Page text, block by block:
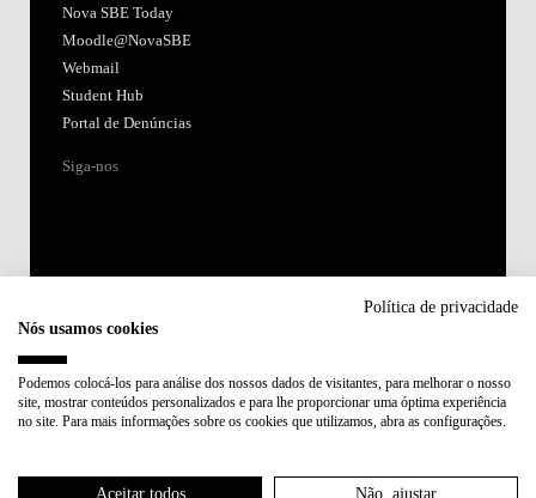
Nova SBE Today
Moodle@NovaSBE
Webmail
Student Hub
Portal de Denúncias
Siga-nos
Membro de:
Política de privacidade
Nós usamos cookies
Podemos colocá-los para análise dos nossos dados de visitantes, para melhorar o nosso
site, mostrar conteúdos personalizados e para lhe proporcionar uma óptima experiência
no site. Para mais informações sobre os cookies que utilizamos, abra as configurações.
Aceitar todos Não, ajustar